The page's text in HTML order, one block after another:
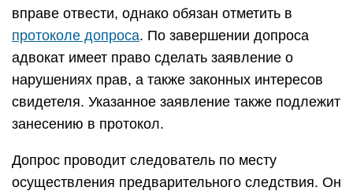
вправе отвести, однако обязан отметить в
протоколе допроса. По завершении допроса
адвокат имеет право сделать заявление о
нарушениях прав, а также законных интересов
свидетеля. Указанное заявление также подлежит
занесению в протокол.
Допрос проводит следователь по месту
осуществления предварительного следствия. Он